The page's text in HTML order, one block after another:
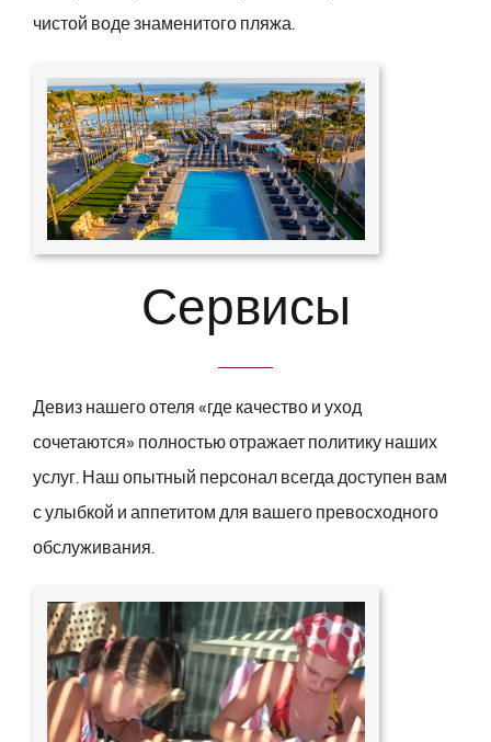
чистой воде знаменитого пляжа.
Сервисы
Девиз нашего отеля «где качество и уход
сочетаются» полностью отражает политику наших
услуг. Наш опытный персонал всегда доступен вам
с улыбкой и аппетитом для вашего превосходного
обслуживания.